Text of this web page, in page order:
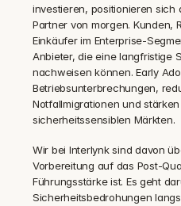
investieren, positionieren sich
Partner von morgen. Kunden,
Einkäufer im Enterprise-
Anbieter, die eine langfristige
nachweisen können. Early
Betriebsunterbrechungen,
Notfallmigrationen und
sicherheitssensiblen Märkten.
Wir bei Interlynk sind davon
Vorbereitung auf das Post-
Führungsstärke ist. Es geht
Sicherheitsbedrohungen